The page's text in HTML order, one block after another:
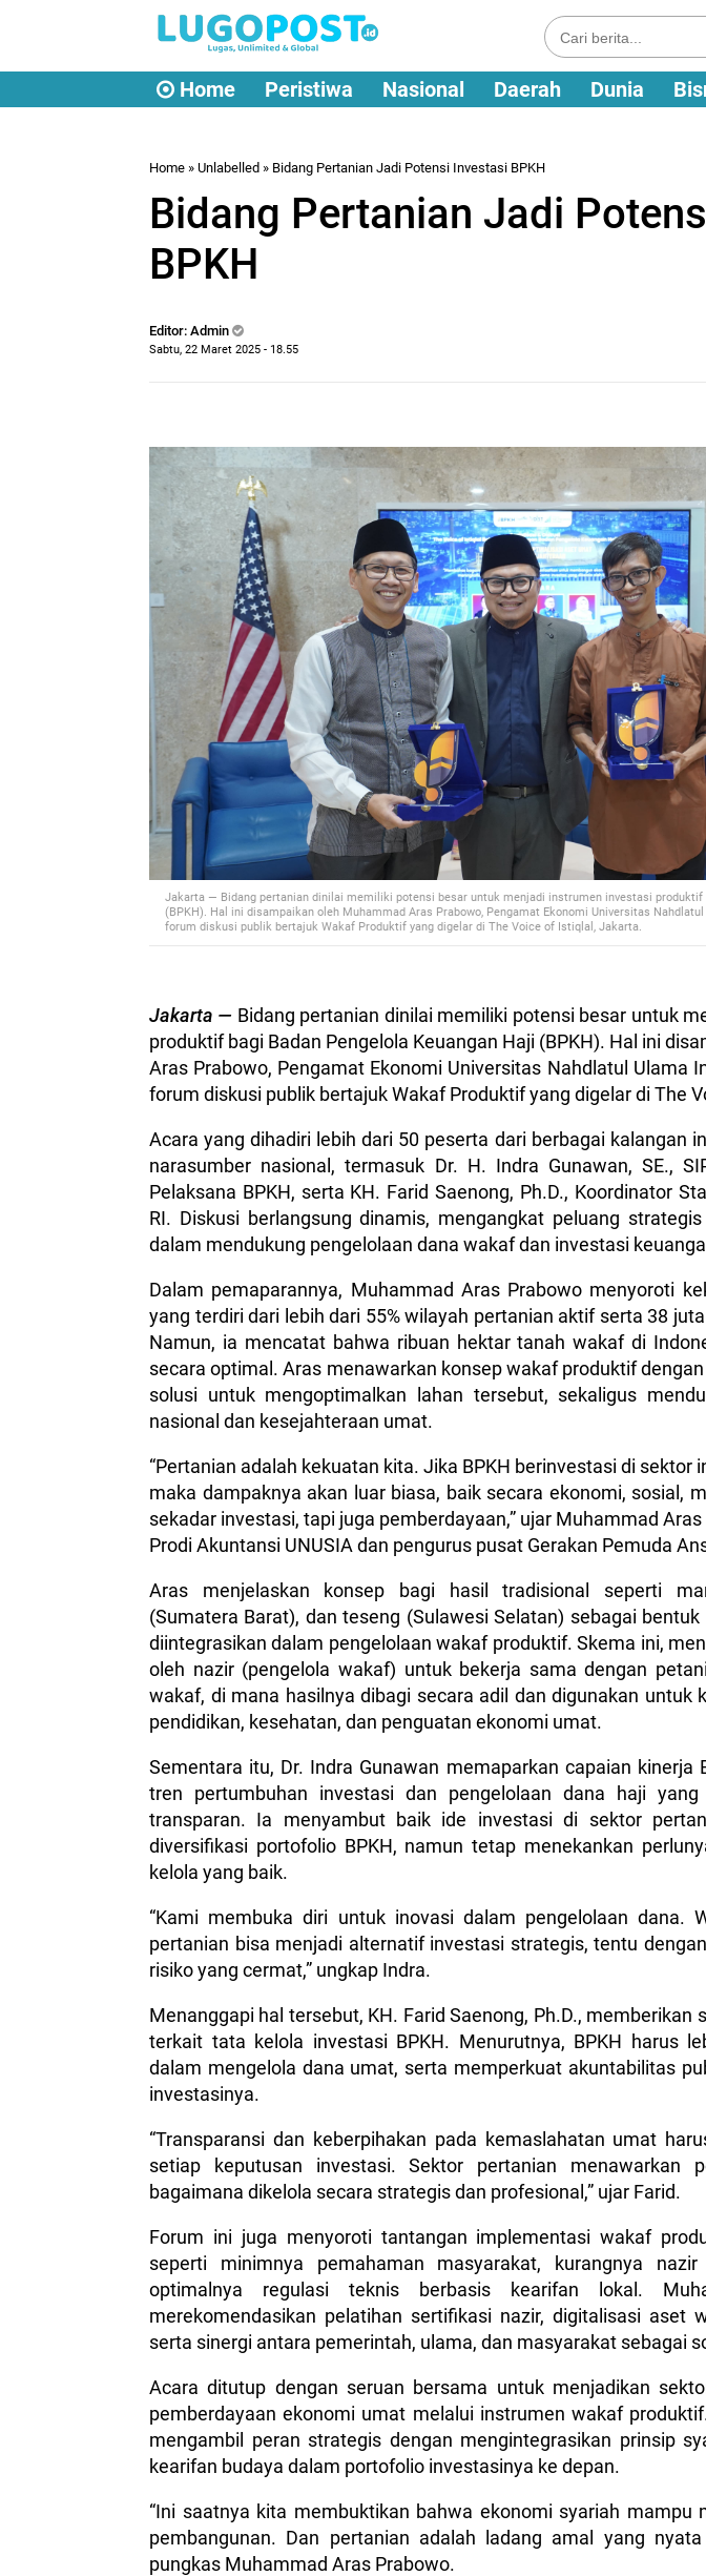
Home Peristiwa Nasional Daerah Dunia
Home » Unlabelled » Bidang Pertanian Jadi Potensi Investasi BPKH
Bidang Pertanian Jadi
BPKH
Editor: Admin
Sabtu, 22 Maret 2025 - 18.55
Jakarta — Bidang pertanian dinilai memiliki potensi besar untuk menjadi instrumen investasi produktif
(BPKH). Hal ini disampaikan oleh Muhammad Aras Prabowo, Pengamat Ekonomi Universitas
forum diskusi publik bertajuk Wakaf Produktif yang digelar di The Voice of Istiqlal, Jakarta.
Jakarta — Bidang pertanian dinilai memiliki potensi besar untuk
produktif bagi Badan Pengelola Keuangan Haji (BPKH). Hal ini
Aras Prabowo, Pengamat Ekonomi Universitas Nahdlatul Ulama
forum diskusi publik bertajuk Wakaf Produktif yang digelar di The
Acara yang dihadiri lebih dari 50 peserta dari berbagai kalangan
narasumber nasional, termasuk Dr. H. Indra Gunawan, SE.,
Pelaksana BPKH, serta KH. Farid Saenong, Ph.D., Koordinator
RI. Diskusi berlangsung dinamis, mengangkat peluang
dalam mendukung pengelolaan dana wakaf dan investasi
Dalam pemaparannya, Muhammad Aras Prabowo menyoroti
yang terdiri dari lebih dari 55% wilayah pertanian aktif serta 38
Namun, ia mencatat bahwa ribuan hektar tanah wakaf di
secara optimal. Aras menawarkan konsep wakaf produktif
solusi untuk mengoptimalkan lahan tersebut, sekaligus
nasional dan kesejahteraan umat.
“Pertanian adalah kekuatan kita. Jika BPKH berinvestasi di sektor
maka dampaknya akan luar biasa, baik secara ekonomi, sosial,
sekadar investasi, tapi juga pemberdayaan,” ujar Muhammad
Prodi Akuntansi UNUSIA dan pengurus pusat Gerakan Pemuda
Aras menjelaskan konsep bagi hasil tradisional seperti
(Sumatera Barat), dan teseng (Sulawesi Selatan) sebagai
diintegrasikan dalam pengelolaan wakaf produktif. Skema ini,
oleh nazir (pengelola wakaf) untuk bekerja sama dengan
wakaf, di mana hasilnya dibagi secara adil dan digunakan untuk
pendidikan, kesehatan, dan penguatan ekonomi umat.
Sementara itu, Dr. Indra Gunawan memaparkan capaian kinerja
tren pertumbuhan investasi dan pengelolaan dana haji
transparan. Ia menyambut baik ide investasi di sektor
diversifikasi portofolio BPKH, namun tetap menekankan
kelola yang baik.
“Kami membuka diri untuk inovasi dalam pengelolaan dana.
pertanian bisa menjadi alternatif investasi strategis, tentu
risiko yang cermat,” ungkap Indra.
Menanggapi hal tersebut, KH. Farid Saenong, Ph.D., memberikan
terkait tata kelola investasi BPKH. Menurutnya, BPKH harus
dalam mengelola dana umat, serta memperkuat akuntabilitas
investasinya.
“Transparansi dan keberpihakan pada kemaslahatan umat
setiap keputusan investasi. Sektor pertanian menawarkan
bagaimana dikelola secara strategis dan profesional,” ujar Farid.
Forum ini juga menyoroti tantangan implementasi wakaf
seperti minimnya pemahaman masyarakat, kurangnya
optimalnya regulasi teknis berbasis kearifan lokal.
merekomendasikan pelatihan sertifikasi nazir, digitalisasi aset
serta sinergi antara pemerintah, ulama, dan masyarakat sebagai
Acara ditutup dengan seruan bersama untuk menjadikan
pemberdayaan ekonomi umat melalui instrumen wakaf
mengambil peran strategis dengan mengintegrasikan prinsip
kearifan budaya dalam portofolio investasinya ke depan.
“Ini saatnya kita membuktikan bahwa ekonomi syariah mampu
pembangunan. Dan pertanian adalah ladang amal yang
pungkas Muhammad Aras Prabowo.